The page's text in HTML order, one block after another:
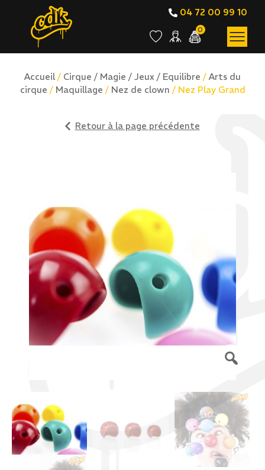
04 72 00 99 10
0
Accueil / Cirque / Magie / Jeux / Equilibre / Arts du
cirque / Maquillage / Nez de clown / Nez Play Grand
Retour à la page précédente